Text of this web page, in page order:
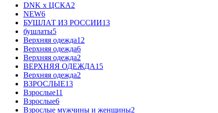
DNK x ЦСКА2
NEW6
БУШЛАТ ИЗ РОССИИ13
бушлаты5
Верхняя одежда12
Верхняя одежда6
Верхняя одежда2
ВЕРХНЯЯ ОДЕЖДА15
Верхняя одежда2
ВЗРОСЛЫЕ13
Взрослые11
Взрослые6
Взрослые мужчины и женщины2